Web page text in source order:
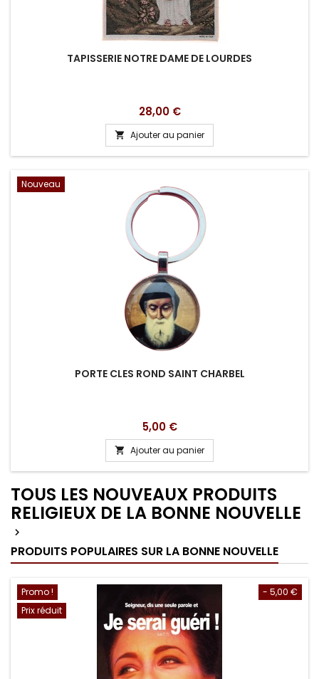
TAPISSERIE NOTRE DAME DE LOURDES
Prix
28,00 €
 Ajouter au panier
Nouveau
PORTE CLES ROND SAINT CHARBEL
Prix
5,00 €
 Ajouter au panier
TOUS LES NOUVEAUX PRODUITS
RELIGIEUX DE LA BONNE NOUVELLE

PRODUITS POPULAIRES SUR LA BONNE NOUVELLE
- 5,00 €
Promo !
Prix réduit